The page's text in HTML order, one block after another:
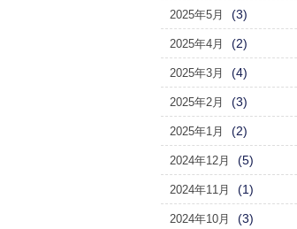
2025年5月 (3)
2025年4月 (2)
2025年3月 (4)
2025年2月 (3)
2025年1月 (2)
2024年12月 (5)
2024年11月 (1)
2024年10月 (3)